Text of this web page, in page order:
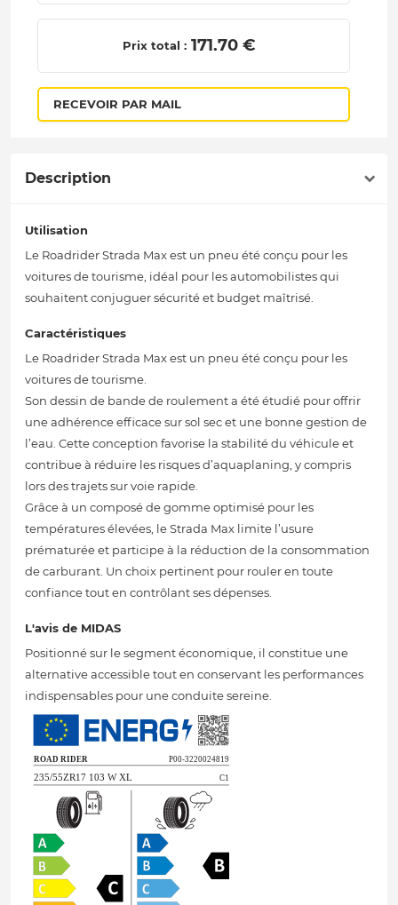
Prix total : 171.70 €
RECEVOIR PAR MAIL
Description
Utilisation
Le Roadrider Strada Max est un pneu été conçu pour les
voitures de tourisme, idéal pour les automobilistes qui
souhaitent conjuguer sécurité et budget maîtrisé.
Caractéristiques
Le Roadrider Strada Max est un pneu été conçu pour les
voitures de tourisme.
Son dessin de bande de roulement a été étudié pour offrir
une adhérence efficace sur sol sec et une bonne gestion de
l’eau. Cette conception favorise la stabilité du véhicule et
contribue à réduire les risques d’aquaplaning, y compris
lors des trajets sur voie rapide.
Grâce à un composé de gomme optimisé pour les
températures élevées, le Strada Max limite l’usure
prématurée et participe à la réduction de la consommation
de carburant. Un choix pertinent pour rouler en toute
confiance tout en contrôlant ses dépenses.
L'avis de MIDAS
Positionné sur le segment économique, il constitue une
alternative accessible tout en conservant les performances
indispensables pour une conduite sereine.